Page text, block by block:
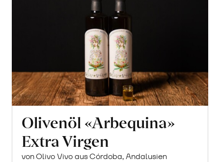
Olivenöl «Arbequina»
Extra Virgen
von Olivo Vivo aus Córdoba, Andalusien